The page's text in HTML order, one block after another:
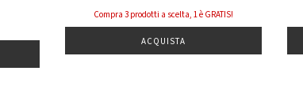
Compra 3 prodotti a scelta, 1 è GRATIS!
ACQUISTA